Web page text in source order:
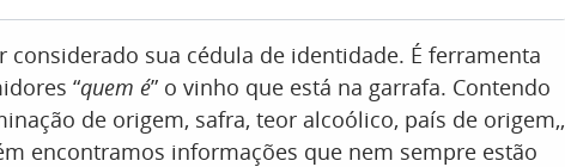
sua cédula de identidade. É ferramenta
“quem é” o vinho que está na garrafa. Contendo
de origem, safra, teor alcoólico, país de origem,,
encontramos informações que nem sempre estão